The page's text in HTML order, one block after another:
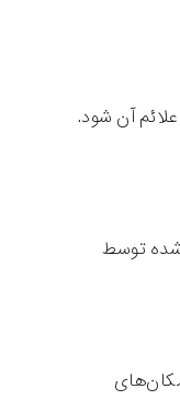
آن شود.
شده توسط